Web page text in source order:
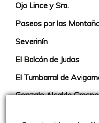
Ojo Lince y Sra.
Paseos por las
Severinín
El Balcón de Judas
El Tumbarral de
Gonzalo Alcalde Crespo